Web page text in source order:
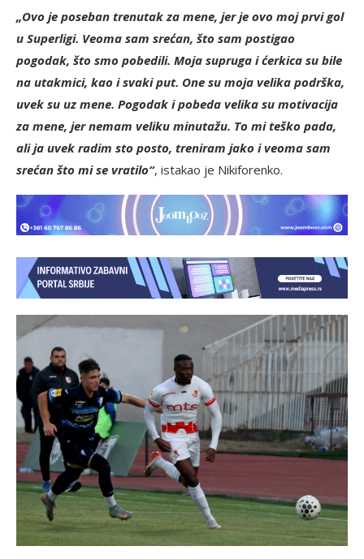
„Ovo je poseban trenutak za mene, jer je ovo moj prvi gol
u Superligi. Veoma sam srećan, što sam postigao
pogodak, što smo pobedili. Moja supruga i ćerkica su bile
na utakmici, kao i svaki put. One su moja velika podrška,
uvek su uz mene. Pogodak i pobeda velika su motivacija
za mene, jer nemam veliku minutažu. To mi teško pada,
ali ja uvek radim sto posto, treniram jako i veoma sam
srećan što mi se vratilo“, istakao je Nikiforenko.